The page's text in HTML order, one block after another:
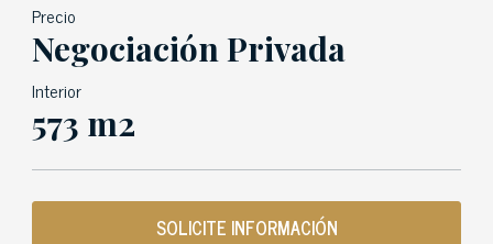
Precio
Negociación Privada
Interior
573 m2
SOLICITE INFORMACIÓN